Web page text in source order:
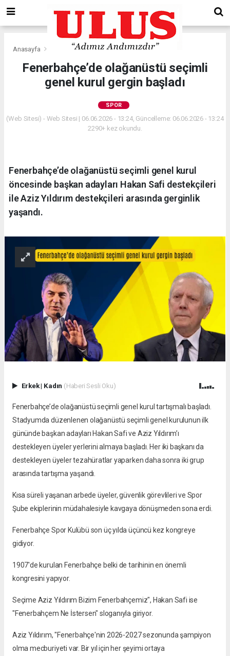
Anasayfa
Fenerbahçe’de olağanüstü seçimli
genel kurul gergin başladı
SPOR
(Web Sitesi) - Web Sitesi | 06.06.2026 - 13:24, Güncelleme: 06.06.2026 - 13:24
2290+ kez okundu.
Fenerbahçe’de olağanüstü seçimli genel kurul
öncesinde başkan adayları Hakan Safi destekçileri
ile Aziz Yıldırım destekçileri arasında gerginlik
yaşandı.
Erkek| Kadın (Haberi Sesli Oku)
Fenerbahçe’de olağanüstü seçimli genel kurul tartışmalı başladı.
Stadyumda düzenlenen olağanüstü seçimli genel kurulunun ilk
gününde başkan adayları Hakan Safi ve Aziz Yıldırım’ı
destekleyen üyeler yerlerini almaya başladı. Her iki başkanı da
destekleyen üyeler tezahüratlar yaparken daha sonra iki grup
arasında tartışma yaşandı.
Kısa süreli yaşanan arbede üyeler, güvenlik görevlileri ve Spor
Şube ekiplerinin müdahalesiyle kavgaya dönüşmeden sona erdi.
Fenerbahçe Spor Kulübü son üç yılda üçüncü kez kongreye
gidiyor.
1907'de kurulan Fenerbahçe belki de tarihinin en önemli
kongresini yapıyor.
Seçime Aziz Yıldırım Bizim Fenerbahçemiz", Hakan Safi ise
"Fenerbahçem Ne İstersen" sloganıyla giriyor.
Aziz Yıldırım, "Fenerbahçe'nin 2026-2027 sezonunda şampiyon
olma mecburiyeti var. Bir yıl için her şeyimi ortaya